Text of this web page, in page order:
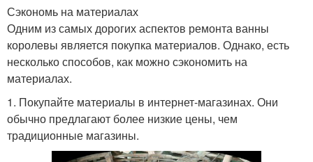
Сэкономь на материалах
Одним из самых дорогих аспектов ремонта ванны
королевы является покупка материалов. Однако, есть
несколько способов, как можно сэкономить на
материалах.
1. Покупайте материалы в интернет-магазинах. Они
обычно предлагают более низкие цены, чем
традиционные магазины.